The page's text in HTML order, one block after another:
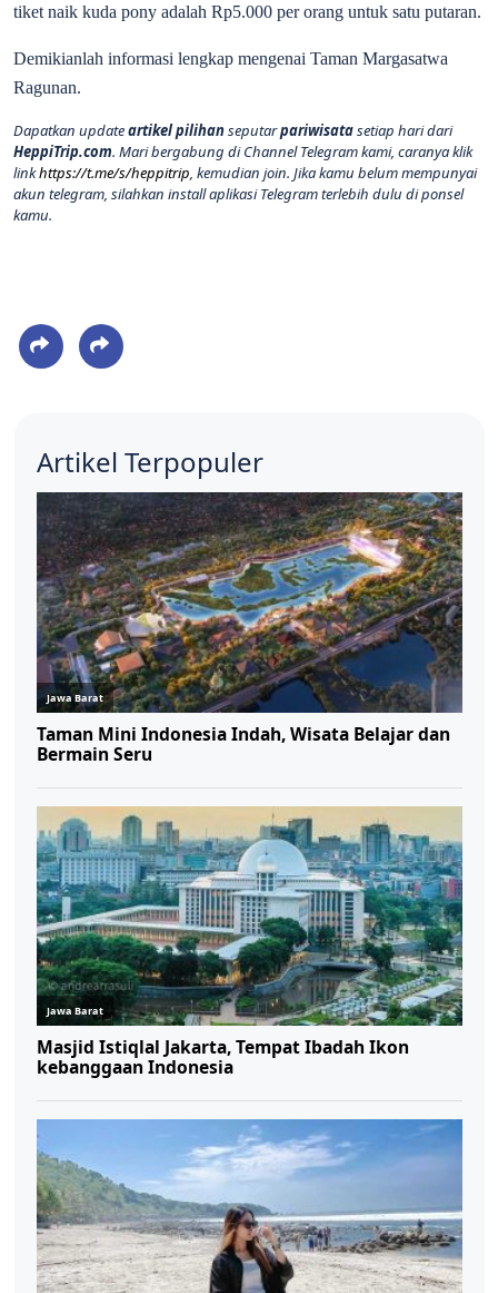
tiket naik kuda pony adalah Rp5.000 per orang untuk satu putaran.
Demikianlah informasi lengkap mengenai Taman Margasatwa
Ragunan.
Dapatkan updateartikel pilihanseputarpariwisatasetiap hari dari
HeppiTrip.com. Mari bergabung di Channel Telegram kami, caranya klik
linkhttps://t.me/s/heppitrip, kemudian join. Jika kamu belum mempunyai
akun telegram, silahkan install aplikasi Telegram terlebih dulu di ponsel
kamu.
Artikel Terpopuler